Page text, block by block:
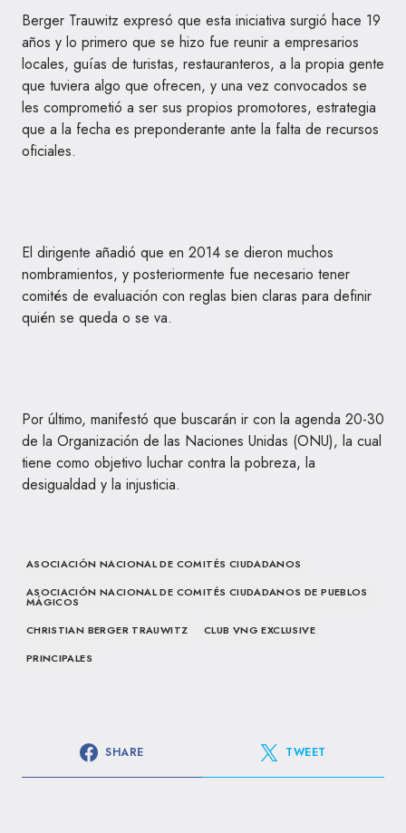
Berger Trauwitz expresó que esta iniciativa surgió hace 19
años y lo primero que se hizo fue reunir a empresarios
locales, guías de turistas, restauranteros, a la propia gente
que tuviera algo que ofrecen, y una vez convocados se
les comprometió a ser sus propios promotores, estrategia
que a la fecha es preponderante ante la falta de recursos
oficiales.
El dirigente añadió que en 2014 se dieron muchos
nombramientos, y posteriormente fue necesario tener
comités de evaluación con reglas bien claras para definir
quién se queda o se va.
Por último, manifestó que buscarán ir con la agenda 20-30
de la Organización de las Naciones Unidas (ONU), la cual
tiene como objetivo luchar contra la pobreza, la
desigualdad y la injusticia.
ASOCIACIÓN NACIONAL DE COMITÉS CIUDADANOS
ASOCIACIÓN NACIONAL DE COMITÉS CIUDADANOS DE PUEBLOS
MÁGICOS
CHRISTIAN BERGER TRAUWITZ
CLUB VNG EXCLUSIVE
PRINCIPALES
SHARE TWEET